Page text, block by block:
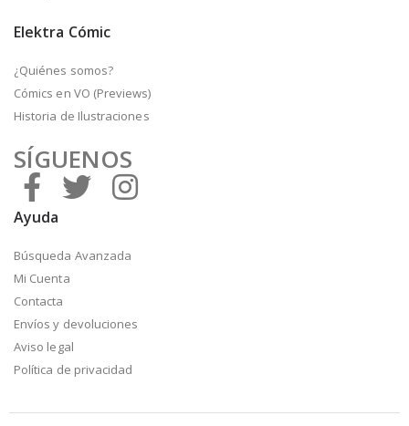
Elektra Cómic
¿Quiénes somos?
Cómics en VO (Previews)
Historia de Ilustraciones
SÍGUENOS
Ayuda
Búsqueda Avanzada
Mi Cuenta
Contacta
Envíos y devoluciones
Aviso legal
Política de privacidad